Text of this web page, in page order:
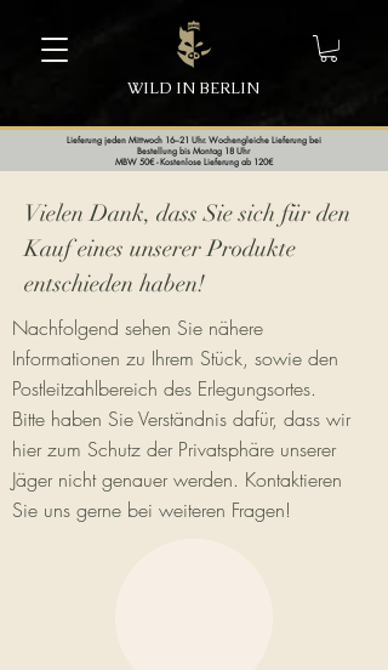
WILD IN BERLIN
Lieferung jeden Mittwoch 16–21 Uhr. Wochengleiche Lieferung bei
Bestellung bis Montag 18 Uhr
MBW 50€ - Kostenlose Lieferung ab 120€
Vielen Dank, dass Sie sich für den
Kauf eines unserer Produkte
entschieden haben!
Nachfolgend sehen Sie nähere
Informationen zu Ihrem Stück, sowie den
Postleitzahlbereich des Erlegungsortes.
Bitte haben Sie Verständnis dafür, dass wir
hier zum Schutz der Privatsphäre unserer
Jäger nicht genauer werden. Kontaktieren
Sie uns gerne bei weiteren Fragen!